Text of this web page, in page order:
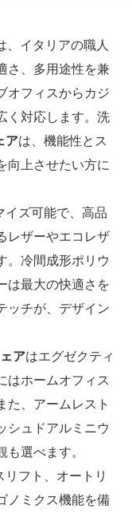
、イタリアの職人
さ、多用途性を兼
オフィスからカジ
く対応します。洗
アは、機能性とス
向上させたい方に
イズ可能で、高品
レザーやエコレザ
。冷間成形ポリウ
は最大の快適さを
ッチが、デザイン
アはエグゼクティ
はホームオフィス
た、アームレスト
シュドアルミニウ
選べます。
フト、オートリ
ノミクス機能を備